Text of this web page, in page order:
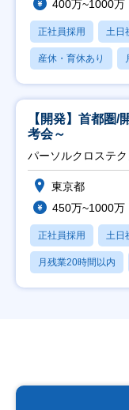
400万~1000万
正社員採用 土日
産休・育休あり
【開発】首都圏
考会～
パーソルクロステ
東京都
450万~1000万
正社員採用 土日
月残業20時間以内